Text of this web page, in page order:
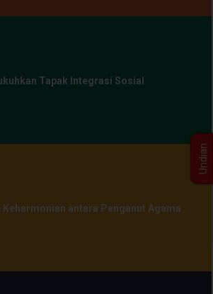
Tapak Integrasi Sosial
antara Penganut Agama
Undian